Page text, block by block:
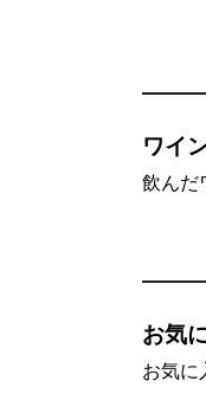
ワイ
飲んだ
お気
お気に